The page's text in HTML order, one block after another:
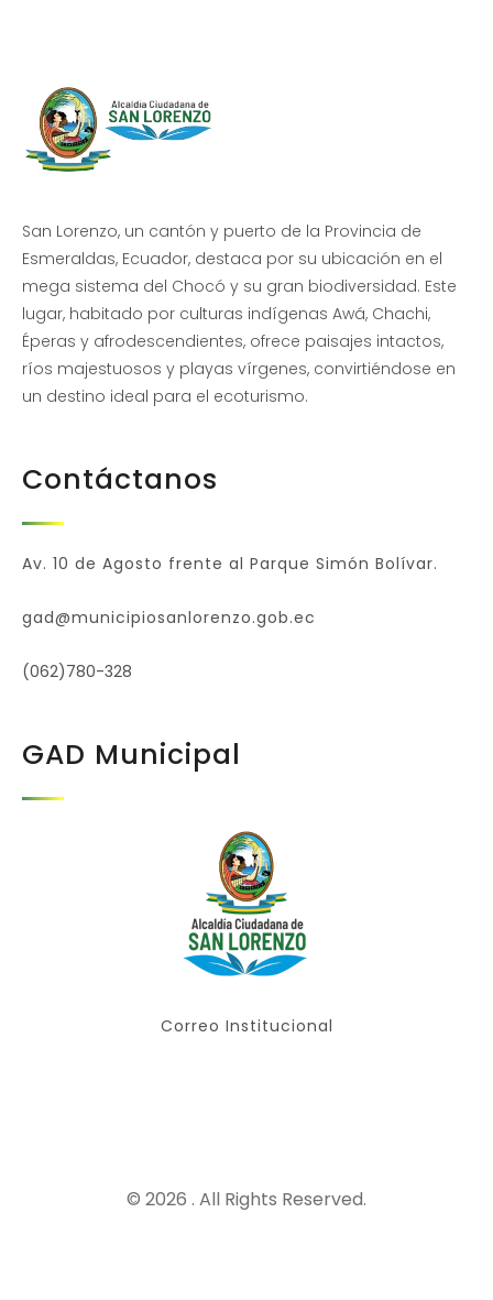
San Lorenzo, un cantón y puerto de la Provincia de
Esmeraldas, Ecuador, destaca por su ubicación en el
mega sistema del Chocó y su gran biodiversidad. Este
lugar, habitado por culturas indígenas Awá, Chachi,
Éperas y afrodescendientes, ofrece paisajes intactos,
ríos majestuosos y playas vírgenes, convirtiéndose en
un destino ideal para el ecoturismo.
Contáctanos
Av. 10 de Agosto frente al Parque Simón Bolívar.
gad@municipiosanlorenzo.gob.ec
(062)780-328
GAD Municipal
Correo Institucional
© 2026 . All Rights Reserved.